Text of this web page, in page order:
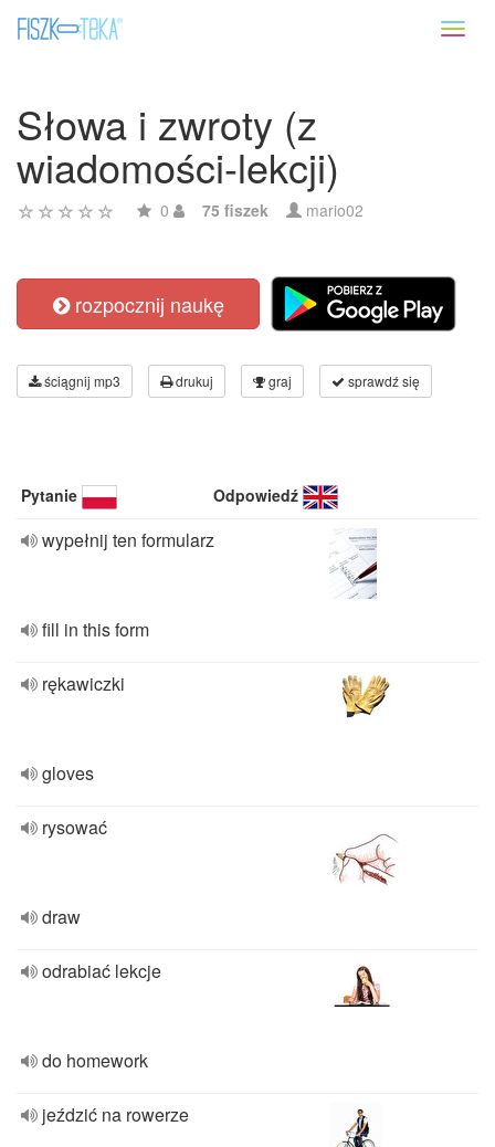
Słowa i zwroty (z
wiadomości-lekcji)
0 75 fiszek mario02
rozpocznij naukę
ściągnij mp3 drukuj graj sprawdź się
Pytanie Odpowiedź
wypełnij ten formularz
fill in this form
rękawiczki
gloves
rysować
draw
odrabiać lekcje
do homework
jeździć na rowerze